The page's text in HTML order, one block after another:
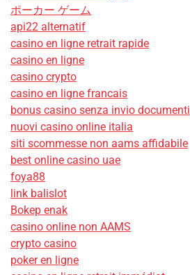
ポーカー ゲーム
api22 alternatif
casino en ligne retrait rapide
casino en ligne
casino crypto
casino en ligne francais
bonus casino senza invio documenti
nuovi casino online italia
siti scommesse non aams affidabile
best online casino uae
foya88
link balislot
Bokep enak
casino online non AAMS
crypto casino
poker en ligne